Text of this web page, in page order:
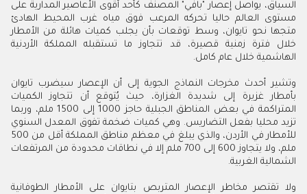
السياق، يواصل إعصار "بافي" المصنف كأحد أقوى الأعاصير المدارية على
مستوى العالم حاليا تحركه المرعب فوق مياه غرب المحيط الهادئ
متجها نحو تايوان، وسط توقعات بأن يجلب كميات هائلة من الأمطار
خلال فترة زمنية قصيرة، قد تتجاوز ما تستقبله المملكة الأردنية
الهاشمية خلال عام كامل.
وتشير أحدث مخرجات النماذج الجوية إلى أن الإعصار سيضرب تايوان
بأمطار غزيرة إلى شديدة الغزارة، حيث يُتوقع أن تتجاوز الكميات
المتراكمة في بعض المناطق الجبلية حاجز 1000 إلى 1500 ملم، وربما
تزيد محليا بفعل التضاريس. وهي كميات ضخمة تفوق المعدل السنوي
للأمطار في الأردن، والذي يبلغ في معظم مناطق المملكة أقل من 500
ملم، ولا يتجاوز 600 إلى 700 ملم إلا في نطاقات محدودة من المرتفعات
الشمالية الغربية.
ولا تقتصر مخاطر الإعصار المتربص بتايوان على الأمطار الطوفانية